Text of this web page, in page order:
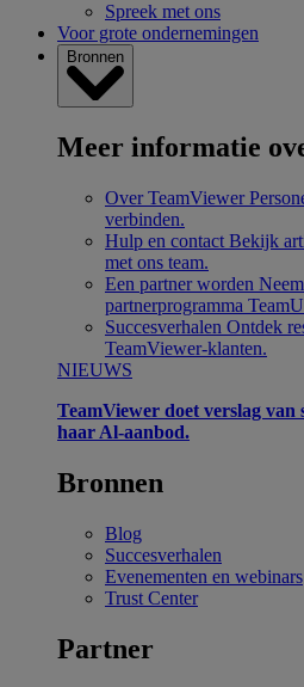
Spreek met ons
Voor grote ondernemingen
Bronnen
Meer informatie
Over TeamViewer
verbinden.
Hulp en contact Bekijk
met ons team.
Een partner worden
partnerprogramma
Succesverhalen Ontdek
TeamViewer-klanten.
NIEUWS
TeamViewer doet verslag van
haar Al-aanbod.
Bronnen
Blog
Succesverhalen
Evenementen en webinars
Trust Center
Partner